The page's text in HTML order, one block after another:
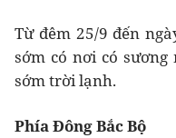
Từ đêm 25/9 đến
sớm có nơi có
sớm trời lạnh.
Phía Đông Bắc Bộ